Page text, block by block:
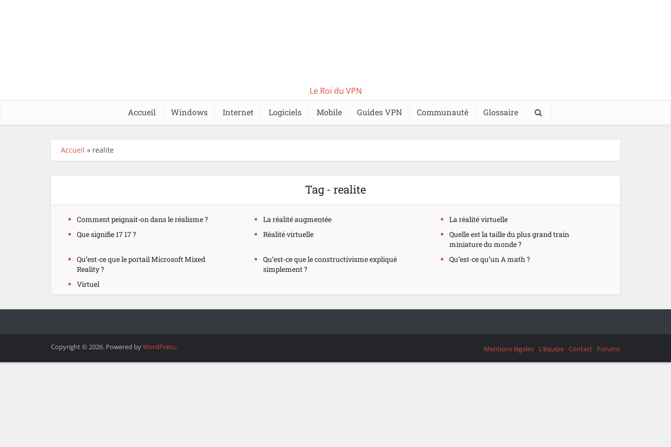
Le Roi du VPN
Accueil Windows Internet Logiciels Mobile Guides VPN Communauté Glossaire
Accueil » realite
Tag - realite
Comment peignait-on dans le réalisme ? La réalité augmentée
La réalité virtuelle
Que signifie 17 17 ?
Réalité virtuelle
Quelle est la taille du plus grand train
miniature du monde ?
Qu’est-ce que le portail Microsoft Mixed
Reality ?
Qu’est-ce que le constructivisme expliqué
simplement ?
Qu’est-ce qu’un A math ?
Virtuel
Copyright © 2026. Powered byWordPress. Mentions légales L’équipe Contact Forums